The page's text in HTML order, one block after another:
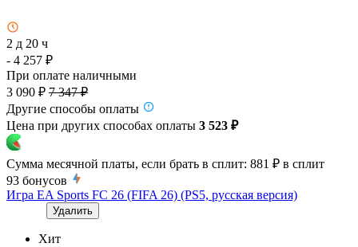
2 д 20 ч
- 4 257 ₽
При оплате наличными
3 090 ₽ 7 347 ₽
Другие способы оплаты
Цена при других способах оплаты 3 523 ₽
Сумма месячной платы, если брать в сплит: 881 ₽ в сплит
93 бонусов
Игра EA Sports FC 26 (FIFA 26) (PS5, русская версия)
Удалить
Хит